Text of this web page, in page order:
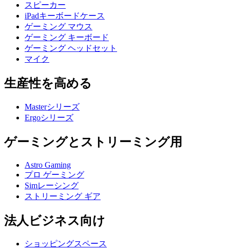
スピーカー
iPadキーボードケース
ゲーミング マウス
ゲーミング キーボード
ゲーミング ヘッドセット
マイク
生産性を高める
Masterシリーズ
Ergoシリーズ
ゲーミングとストリーミング用
Astro Gaming
プロ ゲーミング
Simレーシング
ストリーミング ギア
法人ビジネス向け
ショッピングスペース